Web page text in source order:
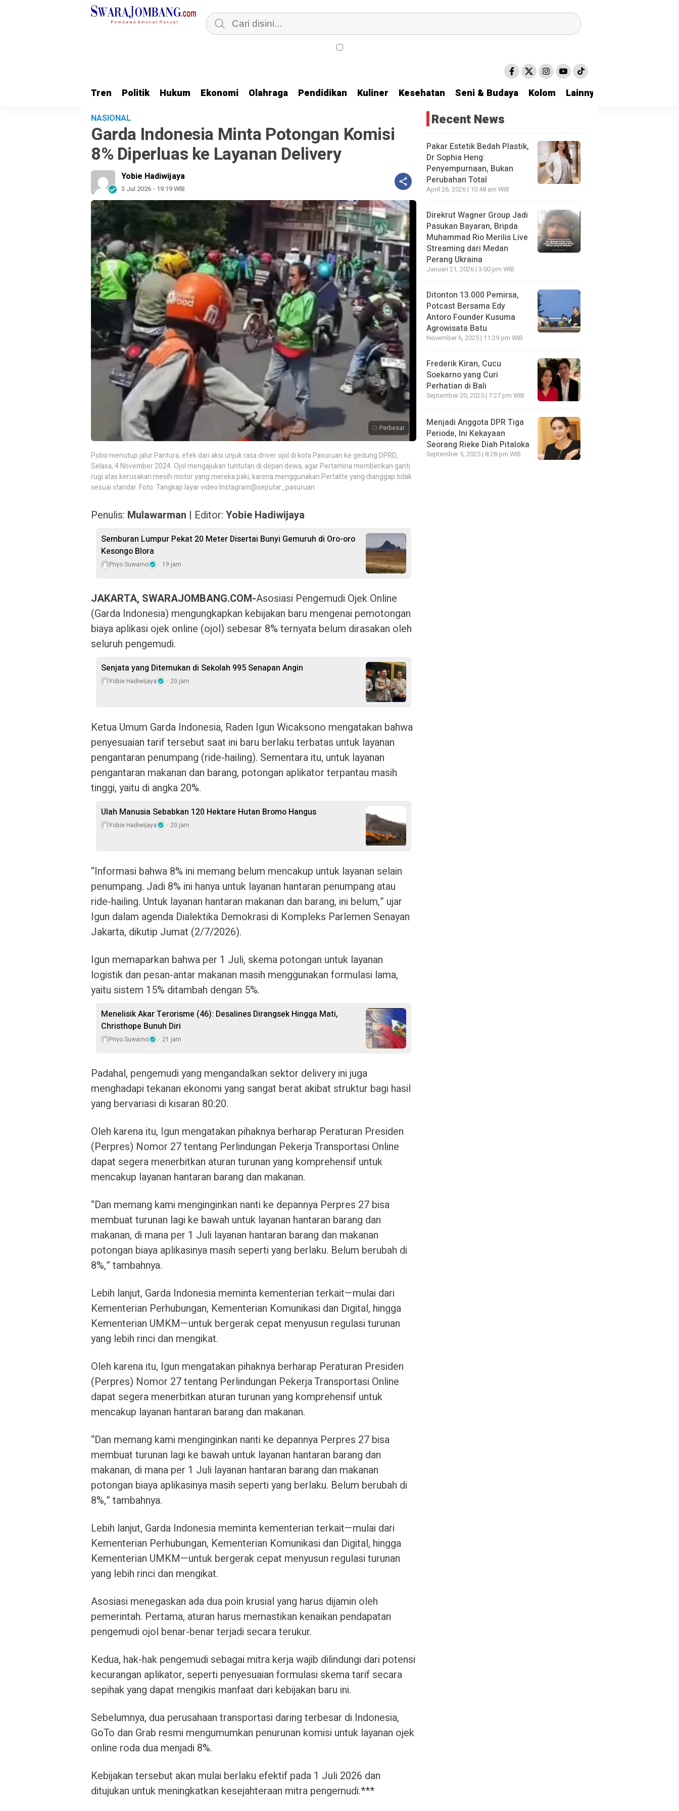
Tren Politik Hukum Ekonomi Olahraga Pendidikan Kuliner Kesehatan Seni & Budaya Kolom Lainnya
NASIONAL
Garda Indonesia Minta Potongan Komisi
8% Diperluas ke Layanan Delivery
Yobie Hadiwijaya
3 Jul 2026 - 19:19 WIB
Perbesar
Polisi menutup jalur Pantura, efek dari aksi unjuk rasa driver ojol di kota Pasuruan ke gedung DPRD,
Selasa, 4 November 2024. Ojol mengajukan tuntutan di depan dewa, agar Pertamina memberikan ganti
rugi atas kerusakan mesih motor yang mereka paki, karena menggunakan Pertalite yang dianggap tidak
sesuai standar. Foto: Tangkap layar video Instagram@seputar_pasuruan
Penulis: Mulawarman | Editor: Yobie Hadiwijaya
Semburan Lumpur Pekat 20 Meter Disertai Bunyi Gemuruh di Oro-oro
Kesongo Blora
Priyo Suwarno 19 jam
JAKARTA, SWARAJOMBANG.COM-Asosiasi Pengemudi Ojek Online
(Garda Indonesia) mengungkapkan kebijakan baru mengenai pemotongan
biaya aplikasi ojek online (ojol) sebesar 8% ternyata belum dirasakan oleh
seluruh pengemudi.
Senjata yang Ditemukan di Sekolah 995 Senapan Angin
Yobie Hadiwijaya 20 jam
Ketua Umum Garda Indonesia, Raden Igun Wicaksono mengatakan bahwa
penyesuaian tarif tersebut saat ini baru berlaku terbatas untuk layanan
pengantaran penumpang (ride-hailing). Sementara itu, untuk layanan
pengantaran makanan dan barang, potongan aplikator terpantau masih
tinggi, yaitu di angka 20%.
Ulah Manusia Sebabkan 120 Hektare Hutan Bromo Hangus
Yobie Hadiwijaya 20 jam
“Informasi bahwa 8% ini memang belum mencakup untuk layanan selain
penumpang. Jadi 8% ini hanya untuk layanan hantaran penumpang atau
ride-hailing. Untuk layanan hantaran makanan dan barang, ini belum,” ujar
Igun dalam agenda Dialektika Demokrasi di Kompleks Parlemen Senayan
Jakarta, dikutip Jumat (2/7/2026).
Igun memaparkan bahwa per 1 Juli, skema potongan untuk layanan
logistik dan pesan-antar makanan masih menggunakan formulasi lama,
yaitu sistem 15% ditambah dengan 5%.
Menelisik Akar Terorisme (46): Desalines Dirangsek Hingga Mati,
Christhope Bunuh Diri
Priyo Suwarno 21 jam
Padahal, pengemudi yang mengandalkan sektor delivery ini juga
menghadapi tekanan ekonomi yang sangat berat akibat struktur bagi hasil
yang bervariasi di kisaran 80:20.
Oleh karena itu, Igun mengatakan pihaknya berharap Peraturan Presiden
(Perpres) Nomor 27 tentang Perlindungan Pekerja Transportasi Online
dapat segera menerbitkan aturan turunan yang komprehensif untuk
mencakup layanan hantaran barang dan makanan.
“Dan memang kami menginginkan nanti ke depannya Perpres 27 bisa
membuat turunan lagi ke bawah untuk layanan hantaran barang dan
makanan, di mana per 1 Juli layanan hantaran barang dan makanan
potongan biaya aplikasinya masih seperti yang berlaku. Belum berubah di
8%,” tambahnya.
Lebih lanjut, Garda Indonesia meminta kementerian terkait—mulai dari
Kementerian Perhubungan, Kementerian Komunikasi dan Digital, hingga
Kementerian UMKM—untuk bergerak cepat menyusun regulasi turunan
yang lebih rinci dan mengikat.
Oleh karena itu, Igun mengatakan pihaknya berharap Peraturan Presiden
(Perpres) Nomor 27 tentang Perlindungan Pekerja Transportasi Online
dapat segera menerbitkan aturan turunan yang komprehensif untuk
mencakup layanan hantaran barang dan makanan.
“Dan memang kami menginginkan nanti ke depannya Perpres 27 bisa
membuat turunan lagi ke bawah untuk layanan hantaran barang dan
makanan, di mana per 1 Juli layanan hantaran barang dan makanan
potongan biaya aplikasinya masih seperti yang berlaku. Belum berubah di
8%,” tambahnya.
Lebih lanjut, Garda Indonesia meminta kementerian terkait—mulai dari
Kementerian Perhubungan, Kementerian Komunikasi dan Digital, hingga
Kementerian UMKM—untuk bergerak cepat menyusun regulasi turunan
yang lebih rinci dan mengikat.
Asosiasi menegaskan ada dua poin krusial yang harus dijamin oleh
pemerintah. Pertama, aturan harus memastikan kenaikan pendapatan
pengemudi ojol benar-benar terjadi secara terukur.
Kedua, hak-hak pengemudi sebagai mitra kerja wajib dilindungi dari potensi
kecurangan aplikator, seperti penyesuaian formulasi skema tarif secara
sepihak yang dapat mengikis manfaat dari kebijakan baru ini.
Sebelumnya, dua perusahaan transportasi daring terbesar di Indonesia,
GoTo dan Grab resmi mengumumkan penurunan komisi untuk layanan ojek
online roda dua menjadi 8%.
Kebijakan tersebut akan mulai berlaku efektif pada 1 Juli 2026 dan
ditujukan untuk meningkatkan kesejahteraan mitra pengemudi.***
Recent News
Pakar Estetik Bedah Plastik,
Dr Sophia Heng:
Penyempurnaan, Bukan
Perubahan Total
April 26, 2026 | 10:48 am WIB
Direkrut Wagner Group Jadi
Pasukan Bayaran, Bripda
Muhammad Rio Merilis Live
Streaming dari Medan
Perang Ukraina
Januari 21, 2026 | 3:00 pm WIB
Ditonton 13.000 Pemirsa,
Potcast Bersama Edy
Antoro Founder Kusuma
Agrowisata Batu
November 6, 2025 | 11:29 pm WIB
Frederik Kiran, Cucu
Soekarno yang Curi
Perhatian di Bali
September 20, 2025 | 7:27 pm WIB
Menjadi Anggota DPR Tiga
Periode, Ini Kekayaan
Seorang Rieke Diah Pitaloka
September 5, 2025 | 8:28 pm WIB